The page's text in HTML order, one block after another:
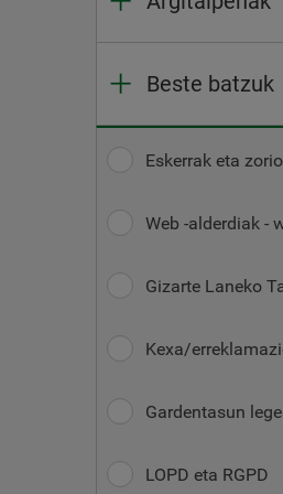
Beste batzuk
Eskerrak eta
Web -alderdiak -
Gizarte Laneko
Kexa/
Gardentasun
LOPD eta RGPD